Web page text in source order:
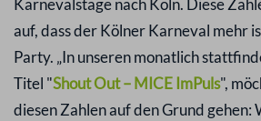
Karnevalstage nach Köln. Diese
auf, dass der Kölner Karneval mehr
Party. „In unseren monatlich
Titel "Shout Out – MICE ImPuls",
diesen Zahlen auf den Grund gehen: